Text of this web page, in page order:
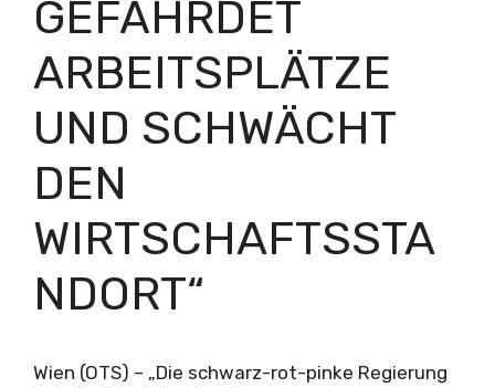
GEFÄHRDET
ARBEITSPLÄTZE
UND SCHWÄCHT
DEN
WIRTSCHAFTSSTA
NDORT“
Wien (OTS) – „Die schwarz-rot-pinke Regierung